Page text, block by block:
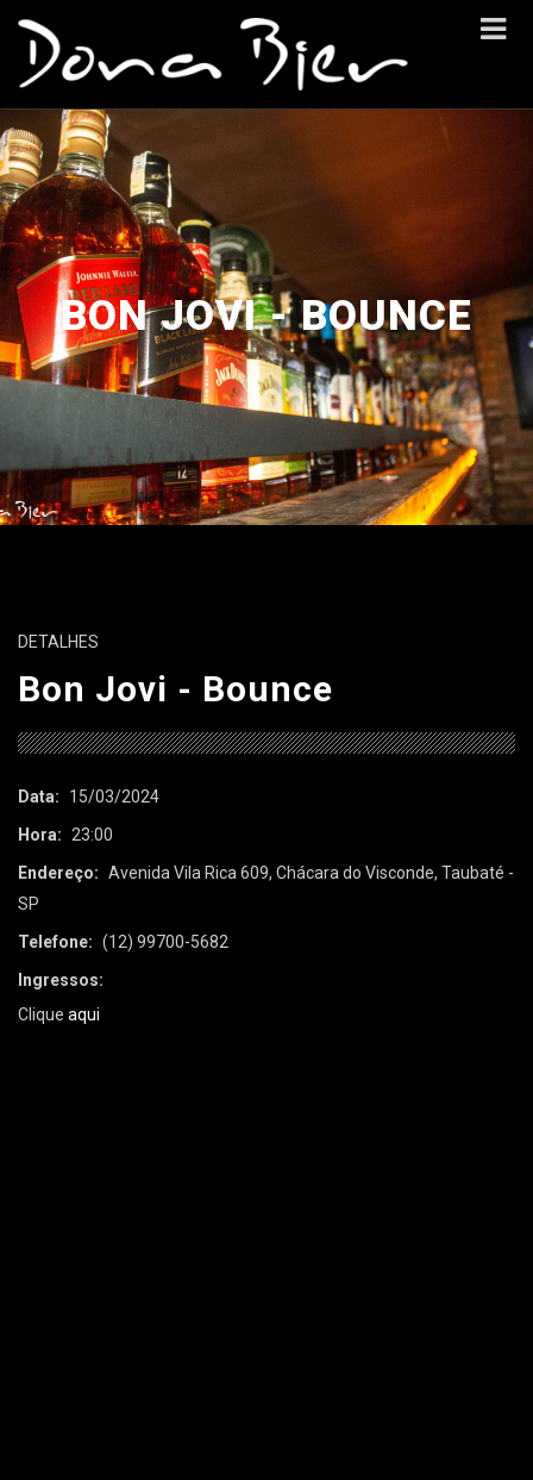
BON JOVI - BOUNCE
DETALHES
Bon Jovi - Bounce
Data:
15/03/2024
Hora:
23:00
Endereço: Avenida Vila Rica 609, Chácara do Visconde, Taubaté -
SP
Telefone: (12) 99700-5682
Ingressos:
Clique aqui